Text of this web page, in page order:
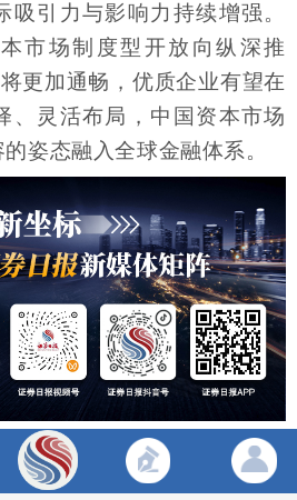
吸引力与影响力持续增强。
市场制度型开放向纵深推
更加通畅，优质企业有望在
、灵活布局，中国资本市场
姿态融入全球金融体系。